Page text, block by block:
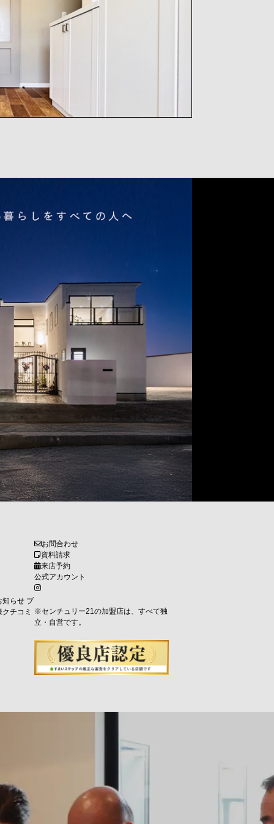
知らせ ブ
チコミ
お問合わせ
資料請求
来店予約
公式アカウント
※センチュリー21の加盟店は、すべて独
立・自営です。